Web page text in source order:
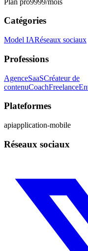
Catégories
Model IARéseaux sociaux
Professions
AgenceSaaSCréateur de
contenuCoachFreelance
Plateformes
apiapplication-mobile
Réseaux sociaux